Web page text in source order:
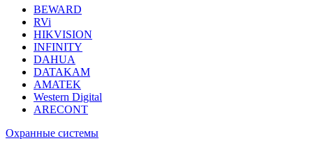
BEWARD
RVi
HIKVISION
INFINITY
DAHUA
DATAKAM
AMATEK
Western Digital
ARECONT
Охранные системы